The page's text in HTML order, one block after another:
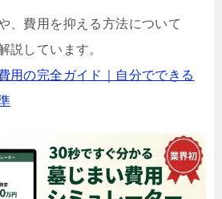
、費用を抑える方法について
説しています。
用の完全ガイド｜自分でできる